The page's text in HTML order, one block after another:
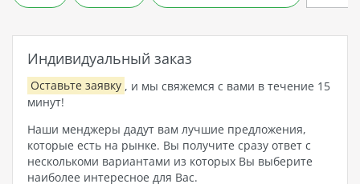
Индивидуальный заказ
Оставьте заявку , и мы свяжемся с вами в течение 15
минут!
Наши менджеры дадут вам лучшие предложения,
которые есть на рынке. Вы получите сразу ответ с
несколькоми вариантами из которых Вы выберите
наиболее интересное для Вас.